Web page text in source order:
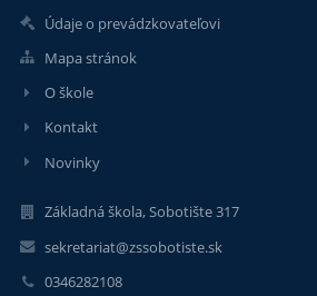
Údaje o prevádzkovateľovi
Mapa stránok
O škole
Kontakt
Novinky
Základná škola, Sobotište 317
sekretariat@zssobotiste.sk
0346282108